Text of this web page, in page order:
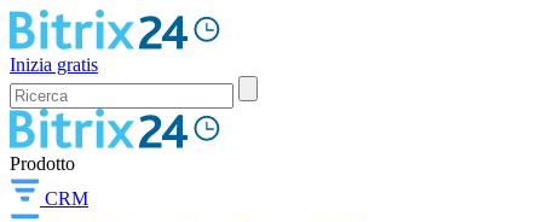
Inizia gratis
Prodotto
CRM